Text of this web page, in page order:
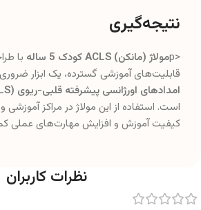
نتیجه‌گیری
<p مولاژ (مانکن) ACLS کودک 5 ساله
با
قابلیت‌های آموزشی گسترده، یک ابزار
امدادهای اورژانسی پیشرفته قلبی-ریوی (ACLS)
است. استفاده از این مولاژ در مراکز آموزشی
کیفیت آموزش و افزایش مهارت‌های عملی
نظرات کاربران